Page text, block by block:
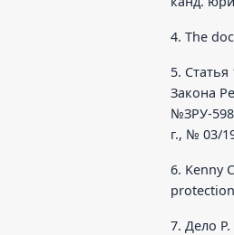
4. The
5.
Закона
№ЗРУ-598
г., № 03/
6. Kenny
7. Дело